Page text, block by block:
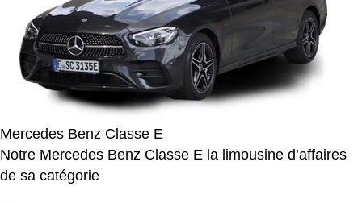
Mercedes Benz Classe E
Notre Mercedes Benz Classe E la limousine d’affaires
de sa catégorie